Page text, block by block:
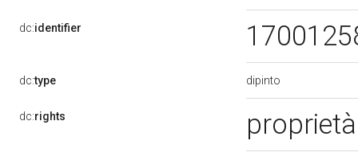
dc:identifier
dc:type dipinto
dc:rights